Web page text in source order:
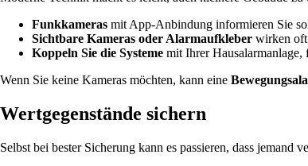
Funkkameras mit App-Anbindung informieren Sie
Sichtbare Kameras oder Alarmaufkleber wirken oft
Koppeln Sie die Systeme mit Ihrer Hausalarmanlage,
Wenn Sie keine Kameras möchten, kann eine
Wertgegenstände sichern
Selbst bei bester Sicherung kann es passieren, dass jemand